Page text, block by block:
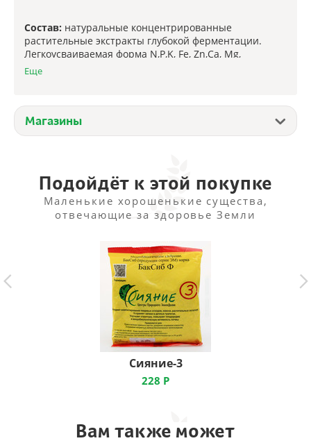
Состав: натуральные концентрированные
растительные экстракты глубокой ферментации.
Легкоусваиваемая форма N,P,K, Fe, Zn,Ca, Mg,
фульвовые и гуминовые кислоты, фитогормоны,
аминокислоты.
Применение:
возможен естественный осадок. Применять только в
подкормок – 1 раз в 2 недели.
Для максимального эффекта совмещать с
Микс (1 раз в сезон).
Еще
Магазины
Подойдёт к этой покупке
Маленькие хорошенькие существа,
отвечающие за здоровье Земли
Сияние-3
228 Р
Вам также может